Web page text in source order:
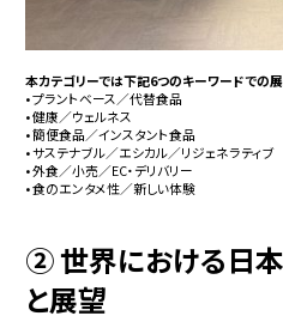
本カテゴリーでは下記6つのキーワードでの
• プラントベース／代替食品
• 健康／ウェルネス
• 簡便食品／インスタント食品
• サステナブル／エシカル／リジェネラティブ
• 外食／小売／EC・デリバリー
• 食のエンタメ性／新しい体験
② 世界における日
と展望